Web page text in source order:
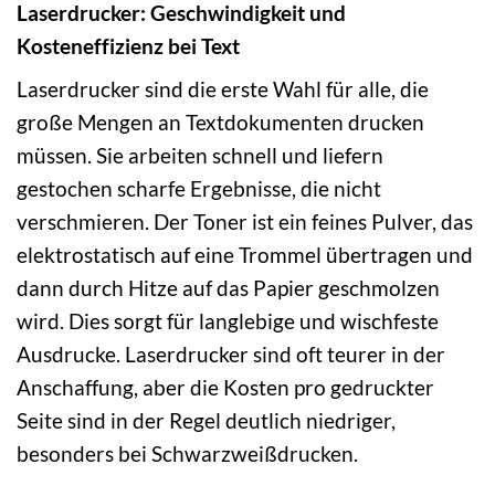
Laserdrucker: Geschwindigkeit und
Kosteneffizienz bei Text
Laserdrucker sind die erste Wahl für alle, die
große Mengen an Textdokumenten drucken
müssen. Sie arbeiten schnell und liefern
gestochen scharfe Ergebnisse, die nicht
verschmieren. Der Toner ist ein feines Pulver, das
elektrostatisch auf eine Trommel übertragen und
dann durch Hitze auf das Papier geschmolzen
wird. Dies sorgt für langlebige und wischfeste
Ausdrucke. Laserdrucker sind oft teurer in der
Anschaffung, aber die Kosten pro gedruckter
Seite sind in der Regel deutlich niedriger,
besonders bei Schwarzweißdrucken.